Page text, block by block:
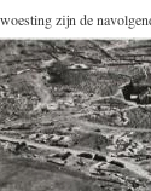
zijn de